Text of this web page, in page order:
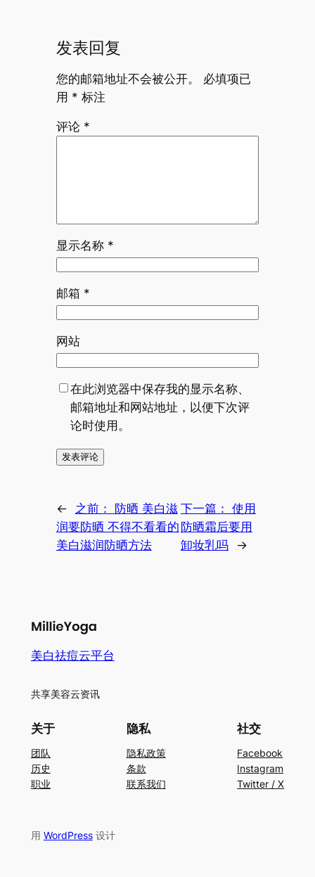
发表回复
您的邮箱地址不会被公开。
必填项已
用 * 标注
评论 *
显示名称 *
邮箱 *
网站
在此浏览器中保存我的显示名称、
邮箱地址和网站地址，以便下次评
论时使用。
← 之前：
防晒 美白滋
润要防晒 不得不看看的
美白滋润防晒方法
下一篇： 使用
防晒霜后要用
卸妆乳吗
→
美白祛痘云平台
共享美容云资讯
关于
团队
历史
职业
隐私
隐私政策
条款
联系我们
社交
Facebook
Instagram
Twitter / X
用 WordPress设计